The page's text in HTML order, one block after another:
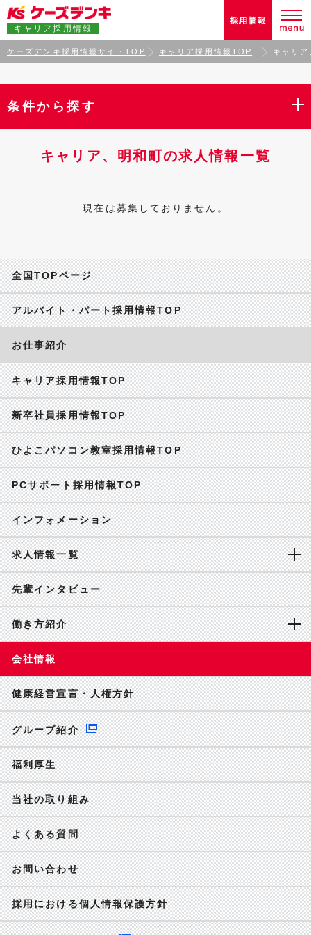
キャリア採用情報
ケーズデンキ採用情報サイトTOP キャリア採用情報TOP キャリ
条件から探す
キャリア、明和町の求人情報一覧
現在は募集しておりません。
全国TOPページ
アルバイト・パート採用情報TOP
お仕事紹介
キャリア採用情報TOP
新卒社員採用情報TOP
ひよこパソコン教室採用情報TOP
PCサポート採用情報TOP
インフォメーション
求人情報一覧
先輩インタビュー
働き方紹介
会社情報
健康経営宣言・人権方針
グループ紹介
福利厚生
当社の取り組み
よくある質問
お問い合わせ
採用における個人情報保護方針